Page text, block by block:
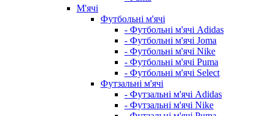
М'ячі
Футбольні м'ячі
- Футбольні м'ячі Adidas
- Футбольні м'ячі Joma
- Футбольні м'ячі Nike
- Футбольні м'ячі Puma
- Футбольні м'ячі Select
Футзальні м'ячі
- Футзальні м'ячі Adidas
- Футзальні м'ячі Nike